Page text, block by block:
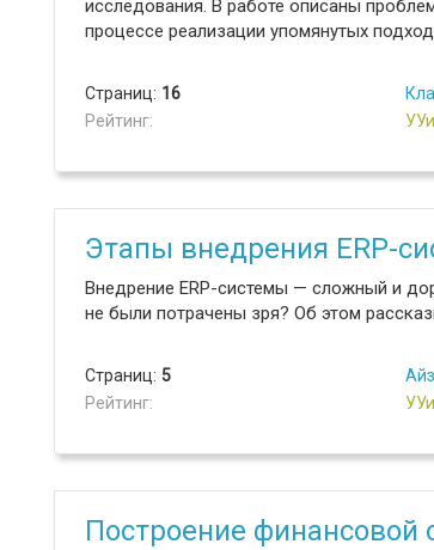
исследования. В работе описаны
процессе реализации упомянутых
Страниц: 16
Рейтинг:
Этапы внедрения ERP-
Внедрение ERP-системы — сложный и
не были потрачены зря? Об этом
Страниц: 5
Рейтинг:
Построение финансовой